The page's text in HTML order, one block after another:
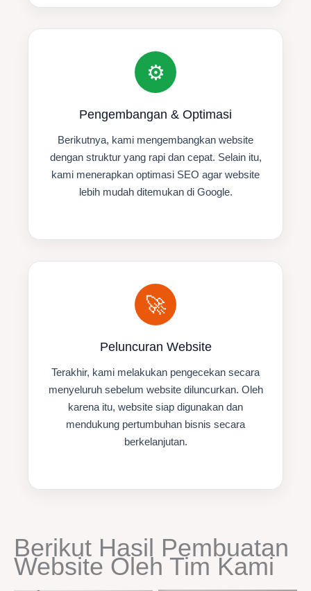
⚙️
Pengembangan & Optimasi
Berikutnya, kami mengembangkan website
dengan struktur yang rapi dan cepat. Selain itu,
kami menerapkan optimasi SEO agar website
lebih mudah ditemukan di Google.
🚀
Peluncuran Website
Terakhir, kami melakukan pengecekan secara
menyeluruh sebelum website diluncurkan. Oleh
karena itu, website siap digunakan dan
mendukung pertumbuhan bisnis secara
berkelanjutan.
Berikut Hasil Pembuatan
Website Oleh Tim Kami